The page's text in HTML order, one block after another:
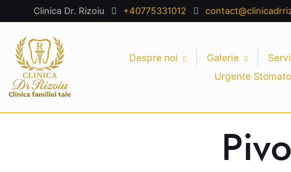
Clinica Dr. Rizoiu +40775331012
Despre noi Galerie
Urgente